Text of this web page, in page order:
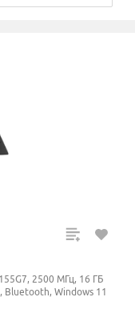
2500 МГц, 16 ГБ
Bluetooth, Windows 11